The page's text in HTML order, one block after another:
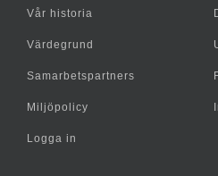
Vår historia
Värdegrund
Samarbetspartners
Miljöpolicy
Logga in